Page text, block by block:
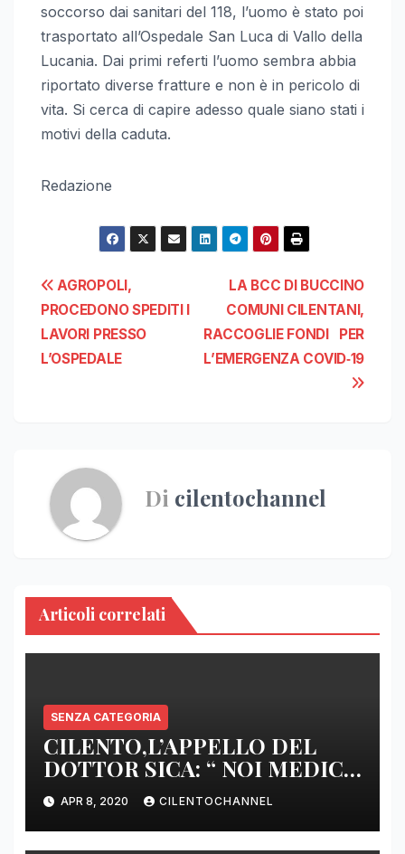
soccorso dai sanitari del 118, l’uomo è stato poi
trasportato all’Ospedale San Luca di Vallo della
Lucania. Dai primi referti l’uomo sembra abbia
riportato diverse fratture e non è in pericolo di
vita. Si cerca di capire adesso quale siano stati i
motivi della caduta.
Redazione
Navigazione
articoli
LA BCC DI BUCCINO
COMUNI CILENTANI,
RACCOGLIE FONDI PER
L’EMERGENZA COVID‐19
AGROPOLI,
PROCEDONO SPEDITI I
LAVORI PRESSO
L’OSPEDALE
Di cilentochannel
Articoli correlati
SENZA CATEGORIA
CILENTO,L’APPELLO DEL
DOTTOR SICA: “ NOI MEDICI
DI BASE SIAMO SENZA ARMI
E SENZA PRESIDI”
APR 8, 2020 CILENTOCHANNEL